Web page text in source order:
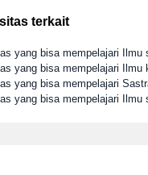
terkait
yang bisa mempelajari Ilmu
yang bisa mempelajari Ilmu
yang bisa mempelajari
yang bisa mempelajari Ilmu